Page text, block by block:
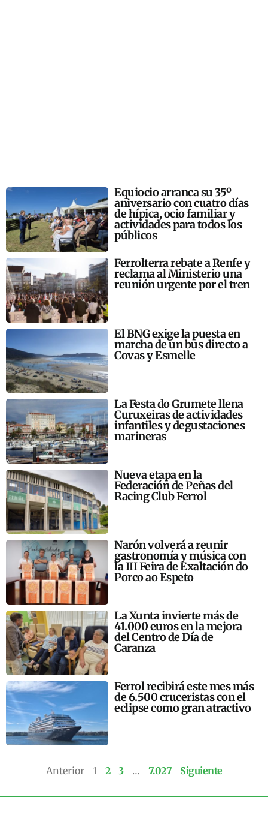
Equiocio arranca su 35º
aniversario con cuatro días
de hípica, ocio familiar y
actividades para todos los
públicos
Ferrolterra rebate a Renfe y
reclama al Ministerio una
reunión urgente por el tren
El BNG exige la puesta en
marcha de un bus directo a
Covas y Esmelle
La Festa do Grumete llena
Curuxeiras de actividades
infantiles y degustaciones
marineras
Nueva etapa en la
Federación de Peñas del
Racing Club Ferrol
Narón volverá a reunir
gastronomía y música con
la III Feira de Exaltación do
Porco ao Espeto
La Xunta invierte más de
41.000 euros en la mejora
del Centro de Día de
Caranza
Ferrol recibirá este mes más
de 6.500 cruceristas con el
eclipse como gran atractivo
Anterior 1 2 3 … 7.027 Siguiente